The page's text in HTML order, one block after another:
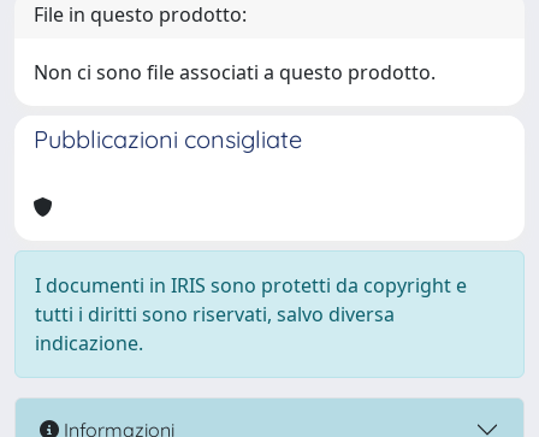
File in questo prodotto:
Non ci sono file associati a questo prodotto.
Pubblicazioni consigliate
I documenti in IRIS sono protetti da copyright e
tutti i diritti sono riservati, salvo diversa
indicazione.
Informazioni